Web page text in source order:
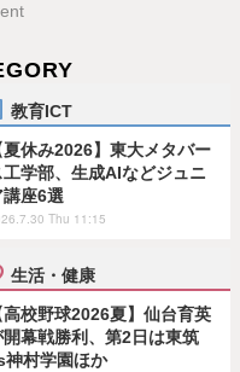
教育ICT
夏休み2026】東大メタバー
工学部、生成AIなどジュニ
講座6選
Thu 11:15
生活・健康
高校野球2026夏】仙台育英
開幕戦勝利、第2日は東筑
神村学園ほか